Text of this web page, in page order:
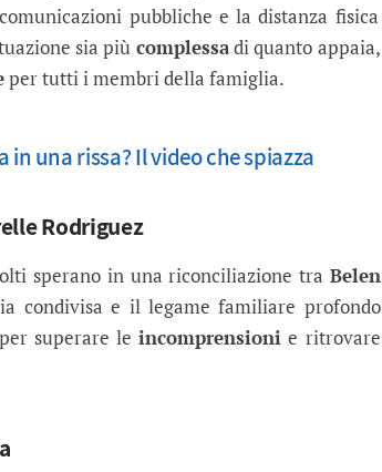
comunicazioni pubbliche e la distanza fisica
sia più complessadi quanto appaia,
per tutti i membri della famiglia.
in una rissa? Il video che spiazza
Rodriguez
sperano in una riconciliazione tra Belen
condivisa e il legame familiare profondo
superare leincomprensioni e ritrovare